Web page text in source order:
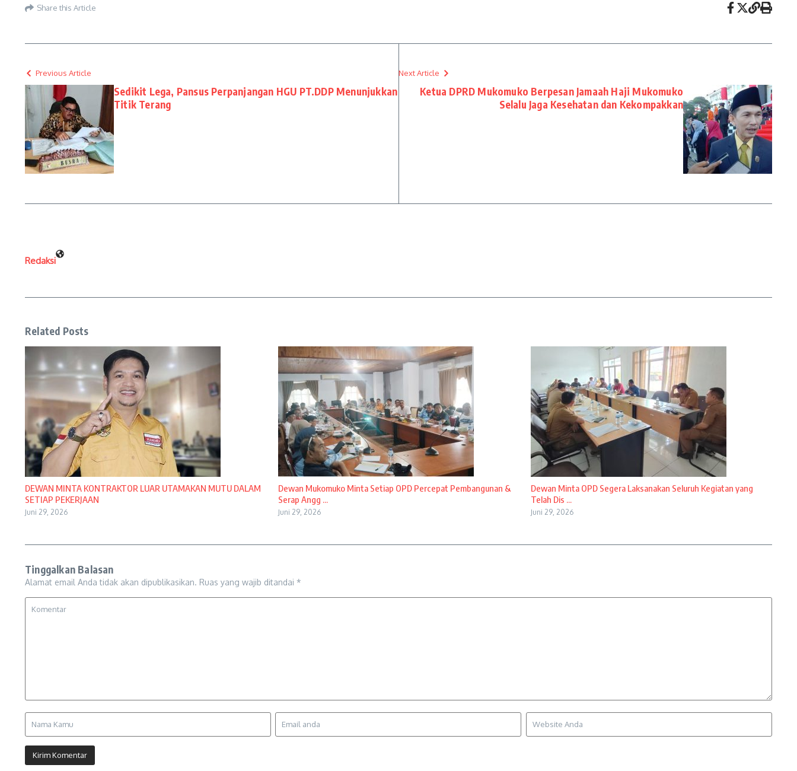
Share this Article
Previous Article
Sedikit Lega, Pansus Perpanjangan HGU PT.DDP Menunjukkan
Titik Terang
Next Article
Ketua DPRD Mukomuko Berpesan Jamaah Haji Mukomuko
Selalu Jaga Kesehatan dan Kekompakkan
Redaksi
Related Posts
DEWAN MINTA KONTRAKTOR LUAR UTAMAKAN MUTU DALAM
SETIAP PEKERJAAN
Juni 29, 2026
Dewan Mukomuko Minta Setiap OPD Percepat Pembangunan &
Serap Angg ...
Juni 29, 2026
Dewan Minta OPD Segera Laksanakan Seluruh Kegiatan yang
Telah Dis ...
Juni 29, 2026
Tinggalkan Balasan
Alamat email Anda tidak akan dipublikasikan. Ruas yang wajib ditandai *